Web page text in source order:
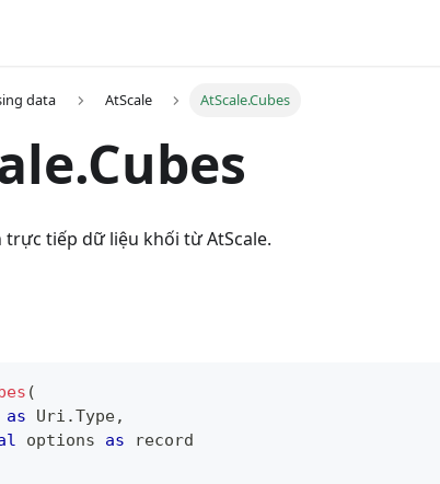
data AtScale AtScale.Cubes
trực tiếp dữ liệu khối từ AtScale.
(
as Uri.Type,
options as
record